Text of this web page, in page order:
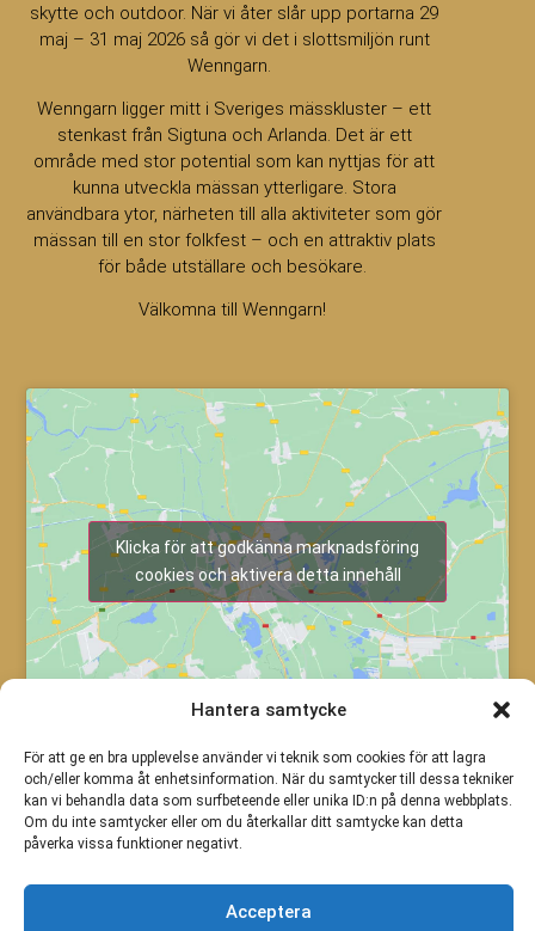
Hantera samtycke
För att ge en bra upplevelse använder vi teknik som cookies för att lagra
och/eller komma åt enhetsinformation. När du samtycker till dessa tekniker
kan vi behandla data som surfbeteende eller unika ID:n på denna webbplats.
Om du inte samtycker eller om du återkallar ditt samtycke kan detta
påverka vissa funktioner negativt.
Acceptera
skytte och outdoor. När vi åter slår upp portarna 29
maj – 31 maj 2026 så gör vi det i slottsmiljön runt
Wenngarn.
Wenngarn ligger mitt i Sveriges mässkluster – ett
stenkast från Sigtuna och Arlanda. Det är ett
område med stor potential som kan nyttjas för att
kunna utveckla mässan ytterligare. Stora
användbara ytor, närheten till alla aktiviteter som gör
mässan till en stor folkfest – och en attraktiv plats
för både utställare och besökare.
Välkomna till Wenngarn!
Klicka för att godkänna marknadsföring
cookies och aktivera detta innehåll